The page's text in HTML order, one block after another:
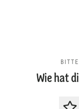
Wie hat